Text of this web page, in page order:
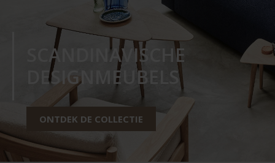
SCANDINAVISCHE
DESIGNMEUBELS
ONTDEK DE COLLECTIE